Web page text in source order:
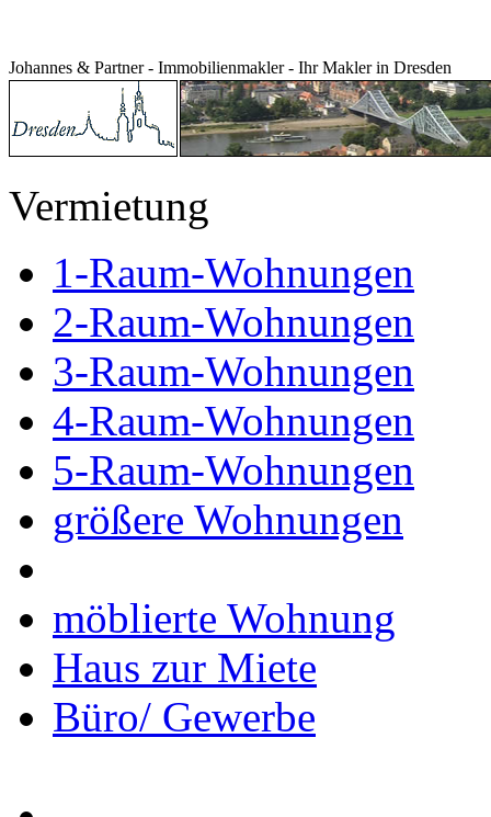
Johannes & Partner - Immobilienmakler - Ihr Makler in Dresden
Vermietung
1-Raum-Wohnungen
2-Raum-Wohnungen
3-Raum-Wohnungen
4-Raum-Wohnungen
5-Raum-Wohnungen
größere Wohnungen
möblierte Wohnung
Haus zur Miete
Büro/ Gewerbe